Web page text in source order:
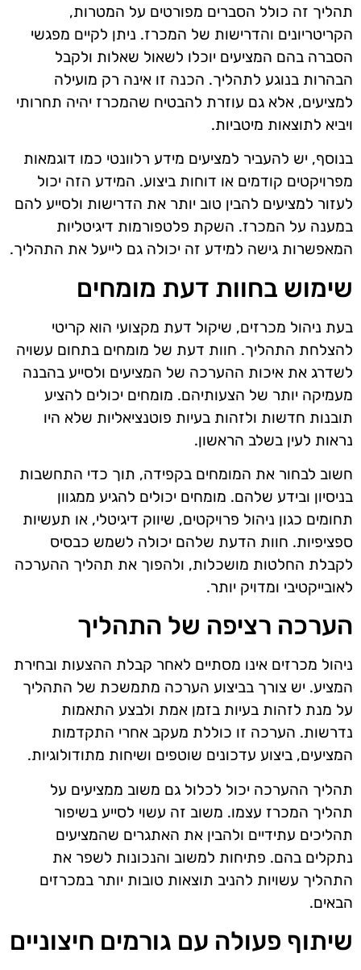
תהליך זה כולל הסברים מפורטים על המטרות,
הקריטריונים והדרישות של המכרז. ניתן לקיים מפגשי
הסברה בהם המציעים יוכלו לשאול שאלות ולקבל
הבהרות בנוגע לתהליך. הכנה זו אינה רק מועילה
למציעים, אלא גם עוזרת להבטיח שהמכרז יהיה תחרותי
ויביא לתוצאות מיטביות.
בנוסף, יש להעביר למציעים מידע רלוונטי כמו דוגמאות
מפרויקטים קודמים או דוחות ביצוע. המידע הזה יכול
לעזור למציעים להבין טוב יותר את הדרישות ולסייע להם
במענה על המכרז. השקת פלטפורמות דיגיטליות
המאפשרות גישה למידע זה יכולה גם לייעל את התהליך.
שימוש בחוות דעת מומחים
בעת ניהול מכרזים, שיקול דעת מקצועי הוא קריטי
להצלחת התהליך. חוות דעת של מומחים בתחום עשויה
לשדרג את איכות ההערכה של המציעים ולסייע בהבנה
מעמיקה יותר של הצעותיהם. מומחים יכולים להציע
תובנות חדשות ולזהות בעיות פוטנציאליות שלא היו
נראות לעין בשלב הראשון.
חשוב לבחור את המומחים בקפידה, תוך כדי התחשבות
בניסיון ובידע שלהם. מומחים יכולים להגיע ממגוון
תחומים כגון ניהול פרויקטים, שיווק דיגיטלי, או תעשיות
ספציפיות. חוות הדעת שלהם יכולה לשמש כבסיס
לקבלת החלטות מושכלות, ולהפוך את תהליך ההערכה
לאובייקטיבי ומדויק יותר.
הערכה רציפה של התהליך
ניהול מכרזים אינו מסתיים לאחר קבלת ההצעות ובחירת
המציע. יש צורך בביצוע הערכה מתמשכת של התהליך
על מנת לזהות בעיות בזמן אמת ולבצע התאמות
נדרשות. הערכה זו כוללת מעקב אחרי התקדמות
המציעים, ביצוע עדכונים שוטפים ושיחות מתודולוגיות.
תהליך ההערכה יכול לכלול גם משוב ממציעים על
תהליך המכרז עצמו. משוב זה עשוי לסייע בשיפור
תהליכים עתידיים ולהבין את האתגרים שהמציעים
נתקלים בהם. פתיחות למשוב והנכונות לשפר את
התהליך עשויות להניב תוצאות טובות יותר במכרזים
הבאים.
שיתוף פעולה עם גורמים חיצוניים